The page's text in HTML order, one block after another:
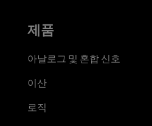
제품
아날로그 및 혼합 신호
이산
로직